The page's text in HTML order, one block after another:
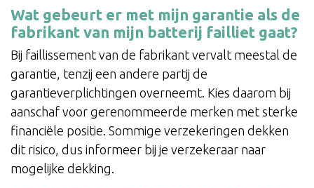
Wat gebeurt er met mijn garantie als de
fabrikant van mijn batterij failliet gaat?
Bij faillissement van de fabrikant vervalt meestal de
garantie, tenzij een andere partij de
garantieverplichtingen overneemt. Kies daarom bij
aanschaf voor gerenommeerde merken met sterke
financiële positie. Sommige verzekeringen dekken
dit risico, dus informeer bij je verzekeraar naar
mogelijke dekking.